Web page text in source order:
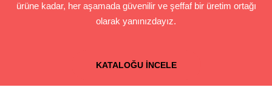
ürüne kadar, her aşamada güvenilir ve şeffaf bir üretim ortağı
olarak yanınızdayız.
KATALOĞU İNCELE